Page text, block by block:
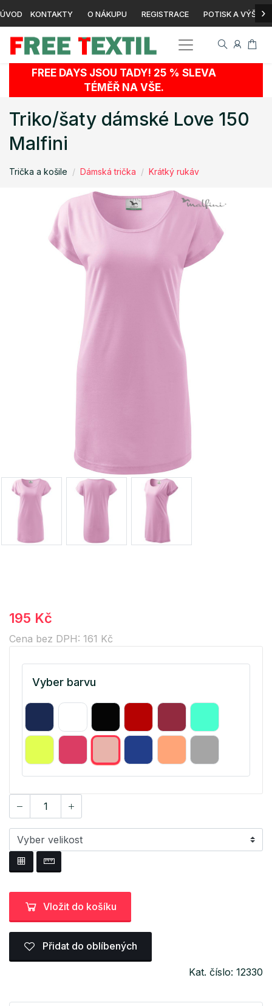
ÚVOD KONTAKTY O NÁKUPU REGISTRACE POTISK A ›
FREE DAYS JSOU TADY! 25 % SLEVA
TÉMĚŘ NA VŠE.
Triko/šaty dámské Love 150
Malfini
Trička a košile Dámská trička Krátký rukáv
195 Kč
Cena bez DPH: 161 Kč
Vyber barvu
Vložit do košíku
Přidat do oblíbených
Kat. číslo: 12330